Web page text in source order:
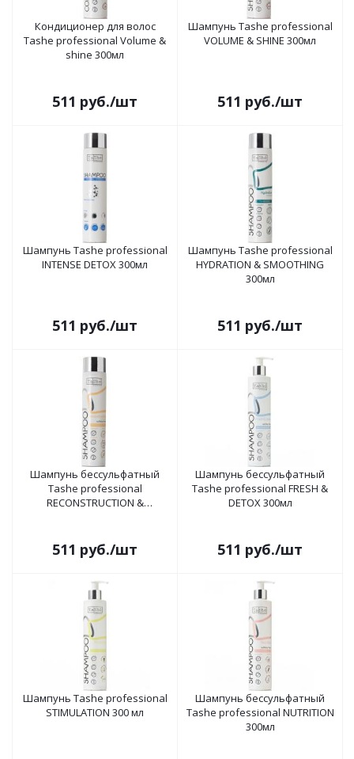
Кондиционер для волос
Tashe professional Volume &
shine 300мл
511 руб./шт
Шампунь Tashe professional
VOLUME & SHINE 300мл
511 руб./шт
Шампунь Tashe professional
INTENSE DETOX 300мл
511 руб./шт
Шампунь Tashe professional
HYDRATION & SMOOTHING
300мл
511 руб./шт
Шампунь бессульфатный
Tashe professional
RECONSTRUCTION &
511 руб./шт
Шампунь бессульфатный
Tashe professional FRESH &
DETOX 300мл
511 руб./шт
Шампунь Tashe professional
STIMULATION 300 мл
Шампунь бессульфатный
Tashe professional NUTRITION
300мл